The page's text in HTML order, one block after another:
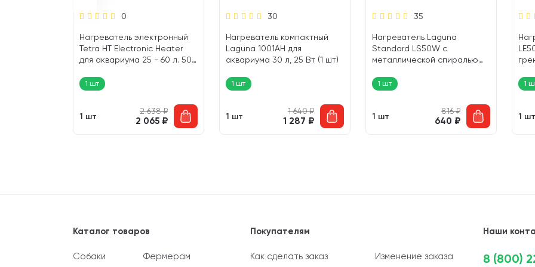
0
Нагреватель электронный
Tetra HT Electronic Heater
для аквариума 25 - 60 л. 50
1 шт
1 шт
2 638₽
2 065 ₽
30
Нагреватель компактный
Laguna 1001AH для
аквариума 30 л, 25 Вт (1 шт)
1 шт
1 шт
1 640₽
1 287 ₽
35
Нагреватель Laguna
Standard LS50W с
металлической спиралью
Вт (1 шт)
1 шт
1 шт
816₽
640 ₽
(11
1 шт
Каталог товаров
Собаки Фермерам
Покупателям
Как сделать заказ Изменение заказа
Наши
8 (800)